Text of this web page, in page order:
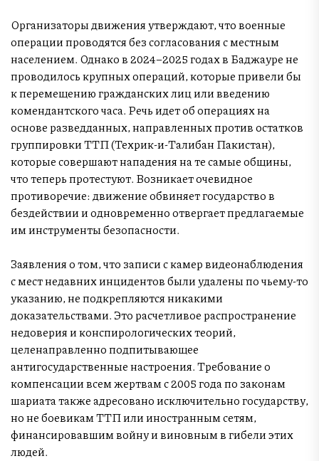
Организаторы движения утверждают, что военные
операции проводятся без согласования с местным
населением. Однако в 2024–2025 годах в Баджауре не
проводилось крупных операций, которые привели бы
к перемещению гражданских лиц или введению
комендантского часа. Речь идет об операциях на
основе разведданных, направленных против остатков
группировки ТТП (Техрик-и-Талибан Пакистан),
которые совершают нападения на те самые общины,
что теперь протестуют. Возникает очевидное
противоречие: движение обвиняет государство в
бездействии и одновременно отвергает предлагаемые
им инструменты безопасности.
Заявления о том, что записи с камер видеонаблюдения
с мест недавних инцидентов были удалены по чьему-то
указанию, не подкрепляются никакими
доказательствами. Это расчетливое распространение
недоверия и конспирологических теорий,
целенаправленно подпитывающее
антигосударственные настроения. Требование о
компенсации всем жертвам с 2005 года по законам
шариата также адресовано исключительно государству,
но не боевикам ТТП или иностранным сетям,
финансировавшим войну и виновным в гибели этих
людей.